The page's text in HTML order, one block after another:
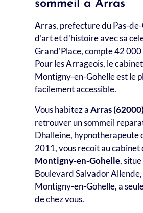
sommeil a Arras
Arras, prefecture du Pas-
d'art et d'histoire avec sa
Grand'Place, compte 42
Pour les Arrageois, le
Montigny-en-Gohelle est le
facilement accessible.
Vous habitez aArras
retrouver un sommeil
Dhalleine, hypnotherapeute
2011, vous recoit au cabinet
Montigny-en-Gohelle,
Boulevard Salvador
Montigny-en-Gohelle, a
de chez vous.